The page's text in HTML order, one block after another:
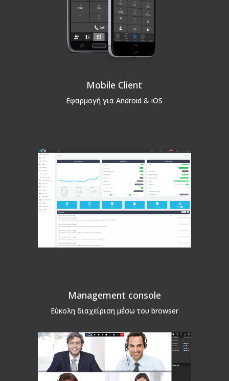
Mobile Client
Εφαρμογή για Android & iOS
Management console
Εύκολη διαχείριση μέσω του browser